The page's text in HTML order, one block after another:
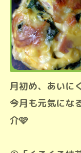
月初め、あいに
今月も元気にな
介🩷